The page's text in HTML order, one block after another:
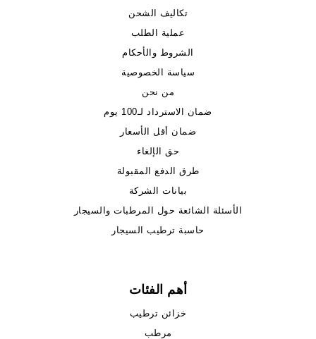
تكاليف الشحن
عملية الطلب
الشروط والأحكام
سياسة الخصوصية
من نحن
ضمان الاسترداد لـ100 يوم
ضمان أقل الأسعار
حق الإلغاء
طرق الدفع المقبولة
بيانات الشركة
الأسئلة الشائعة حول المرطبات والسيجار
حاسبة ترطيب السيجار
أهم الفئات
خزائن ترطيب
مرطب